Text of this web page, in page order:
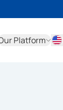
Platform